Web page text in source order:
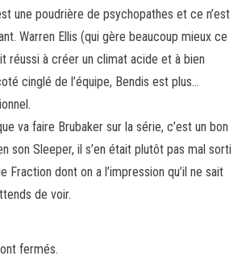
une poudrière de psychopathes et ce n’est
Warren Ellis (qui gère beaucoup mieux ce
réussi à créer un climat acide et à bien
cinglé de l’équipe, Bendis est plus…
va faire Brubaker sur la série, c’est un bon
son Sleeper, il s’en était plutôt pas mal sorti
Fraction dont on a l’impression qu’il ne sait
de voir.
fermés.